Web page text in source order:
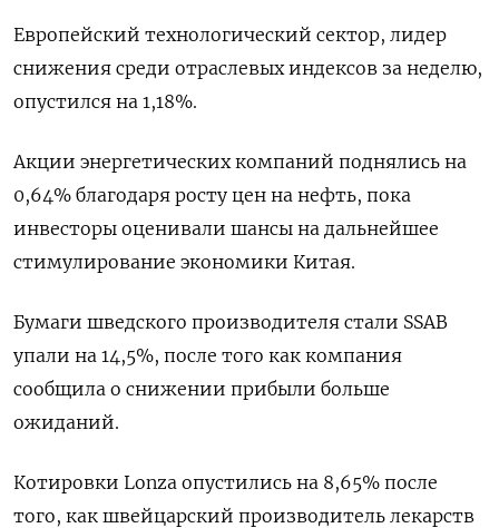
Европейский технологический сектор, лидер
снижения среди отраслевых индексов за неделю,
опустился на 1,18%.
Акции энергетических компаний поднялись на
0,64% благодаря росту цен на нефть, пока
инвесторы оценивали шансы на дальнейшее
стимулирование экономики Китая.
Бумаги шведского производителя стали SSAB
упали на 14,5%, после того как компания
сообщила о снижении прибыли больше
ожиданий.
Котировки Lonza опустились на 8,65% после
того, как швейцарский производитель лекарств